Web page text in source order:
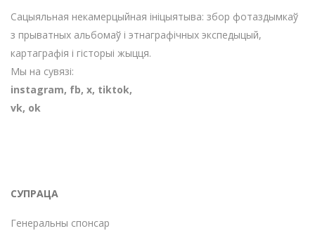
Сацыяльная некамерцыйная ініцыятыва: збор фотаздымкаў
з прыватных альбомаў і этнаграфічных экспедыцый,
картаграфія і гісторыі жыцця.
Мы на сувязі:
instagram, fb, х, tiktok,
vk, ok
СУПРАЦА
Генеральны спонсар